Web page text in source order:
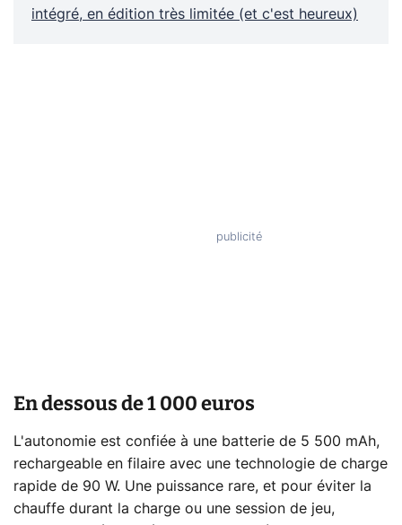
intégré, en édition très limitée (et c'est heureux)
En dessous de 1 000 euros
L'autonomie est confiée à une batterie de 5 500 mAh,
rechargeable en filaire avec une technologie de charge
rapide de 90 W. Une puissance rare, et pour éviter la
chauffe durant la charge ou une session de jeu,